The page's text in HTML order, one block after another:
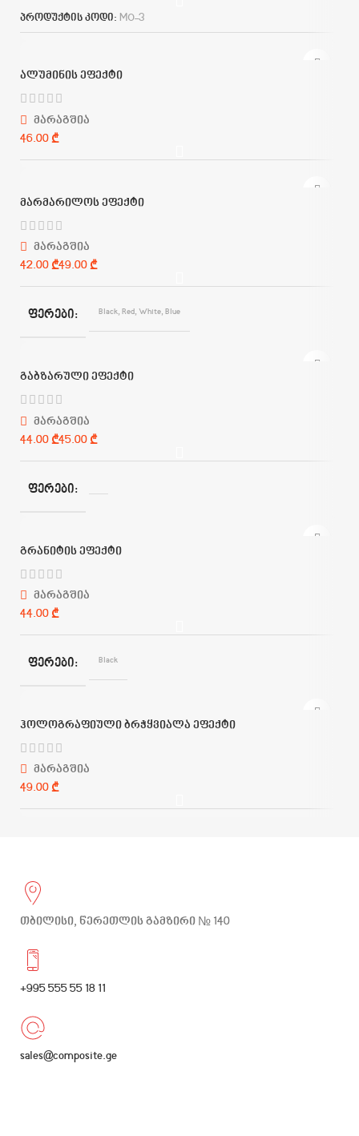
პროდუქტის კოდი: MO-3
ალუმინის ეფექტი
მარაგშია
₾
მარმარილოს ეფექტი
მარაგშია
₾
₾
ᲤᲔᲠᲔᲑᲘ Black, Red, White, Blue
გაბზარული ეფექტი
მარაგშია
₾
₾
ᲤᲔᲠᲔᲑᲘ
გრანიტის ეფექტი
მარაგშია
₾
ᲤᲔᲠᲔᲑᲘ Black
ჰოლოგრაფიული ბრჭყვიალა ეფექტი
მარაგშია
₾
თბილისი, წერეთლის გამზირი № 140
+995 555 55 18 11
sales@composite.ge